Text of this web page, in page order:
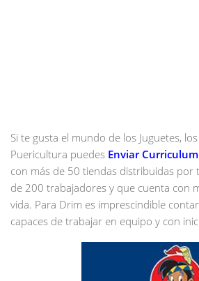
Si te gusta el mundo de los Juguetes,
Puericultura puedes Enviar
con más de 50 tiendas distribuidas por
de 200 trabajadores y que cuenta con
vida. Para Drim es imprescindible
capaces de trabajar en equipo y con